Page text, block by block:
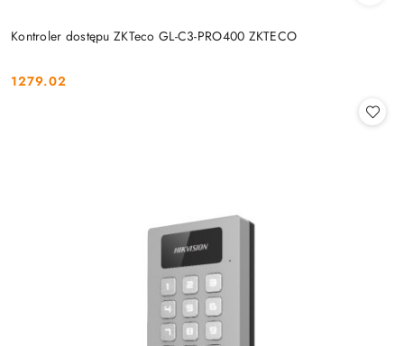
Kontroler dostępu ZKTeco GL-C3-PRO400 ZKTECO
Cena:
1279.02